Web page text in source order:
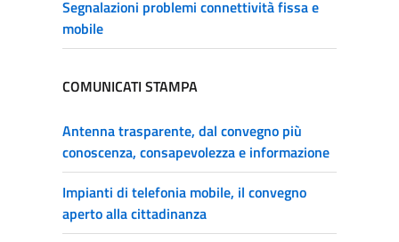
Segnalazioni problemi connettività fissa e
mobile
COMUNICATI STAMPA
Antenna trasparente, dal convegno più
conoscenza, consapevolezza e informazione
Impianti di telefonia mobile, il convegno
aperto alla cittadinanza